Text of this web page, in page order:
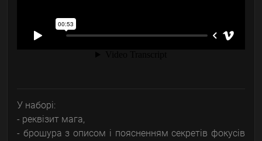
У наборі:
- реквізит мага,
- брошура з описом і поясненням секретів фокусів